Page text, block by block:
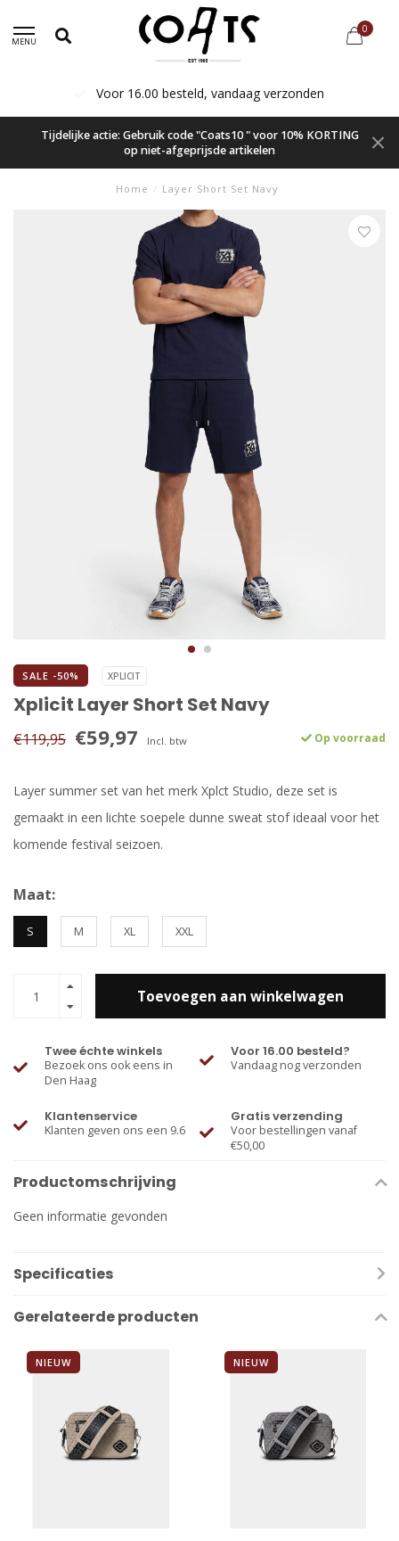
MENU
0
Voor 16.00 besteld, vandaag verzonden
Tijdelijke actie: Gebruik code "Coats10 " voor 10% KORTING
op niet-afgeprijsde artikelen
Home / Layer Short Set Navy
SALE -50% XPLICIT
Xplicit Layer Short Set Navy
€119,95 €59,97 Incl. btw Op voorraad
Layer summer set van het merk Xplct Studio, deze set is
gemaakt in een lichte soepele dunne sweat stof ideaal voor het
komende festival seizoen.
Maat:
S M XL XXL
Toevoegen aan winkelwagen
Twee échte winkels
Bezoek ons ook eens in
Den Haag
Voor 16.00 besteld?
Vandaag nog verzonden
Klantenservice
Klanten geven ons een 9.6
Gratis verzending
Voor bestellingen vanaf
€50,00
Productomschrijving
Geen informatie gevonden
Specificaties
Gerelateerde producten
NIEUW NIEUW